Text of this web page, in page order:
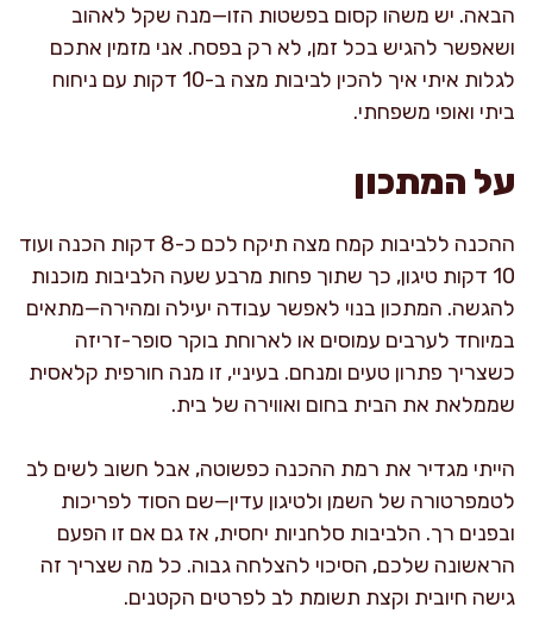
הבאה. יש משהו קסום בפשטות הזו—מנה שקל לאהוב
ושאפשר להגיש בכל זמן, לא רק בפסח. אני מזמין אתכם
לגלות איתי איך להכין לביבות מצה ב-10 דקות עם ניחוח
ביתי ואופי משפחתי.
על המתכון
ההכנה ללביבות קמח מצה תיקח לכם כ-8 דקות הכנה ועוד
10 דקות טיגון, כך שתוך פחות מרבע שעה הלביבות מוכנות
להגשה. המתכון בנוי לאפשר עבודה יעילה ומהירה—מתאים
במיוחד לערבים עמוסים או לארוחת בוקר סופר-זריזה
כשצריך פתרון טעים ומנחם. בעיניי, זו מנה חורפית קלאסית
שממלאת את הבית בחום ואווירה של בית.
הייתי מגדיר את רמת ההכנה כפשוטה, אבל חשוב לשים לב
לטמפרטורה של השמן ולטיגון עדין—שם הסוד לפריכות
ובפנים רך. הלביבות סלחניות יחסית, אז גם אם זו הפעם
הראשונה שלכם, הסיכוי להצלחה גבוה. כל מה שצריך זה
גישה חיובית וקצת תשומת לב לפרטים הקטנים.